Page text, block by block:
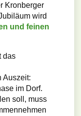
Kronberger
wird
und feinen
das
Auszeit:
im Dorf.
soll, muss